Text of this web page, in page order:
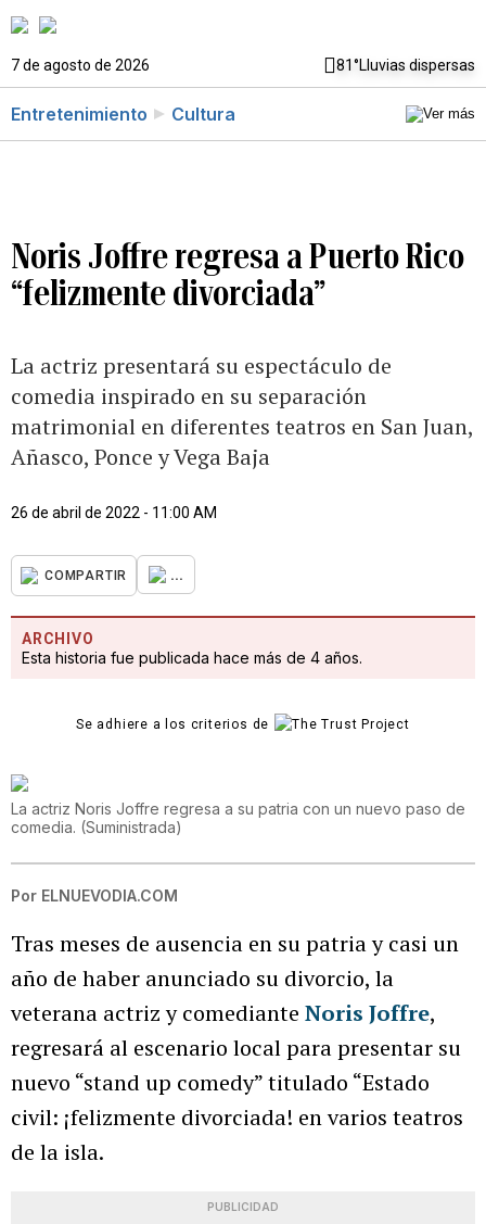
7 de agosto de 2026 81°Lluvias dispersas
Entretenimiento Cultura
Noris Joffre regresa a Puerto Rico
“felizmente divorciada”
La actriz presentará su espectáculo de
comedia inspirado en su separación
matrimonial en diferentes teatros en San Juan,
Añasco, Ponce y Vega Baja
26 de abril de 2022 - 11:00 AM
COMPARTIR ...
ARCHIVO
Esta historia fue publicada hace más de 4 años.
Se adhiere a los criterios de
La actriz Noris Joffre regresa a su patria con un nuevo paso de
comedia. (Suministrada)
Por ELNUEVODIA.COM
Tras meses de ausencia en su patria y casi un
año de haber anunciado su divorcio, la
veterana actriz y comediante Noris Joffre,
regresará al escenario local para presentar su
nuevo “stand up comedy” titulado “Estado
civil: ¡felizmente divorciada! en varios teatros
de la isla.
PUBLICIDAD